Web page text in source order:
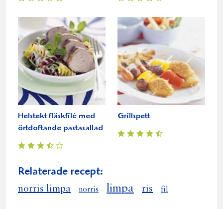
Helstekt fläskfilé med
örtdoftande pastasallad
Grillspett
Relaterade recept:
norris limpa norris limpa ris fil